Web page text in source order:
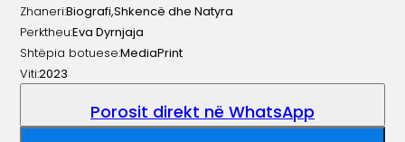
Zhaneri:Biografi,Shkencë dhe Natyra
Perktheu:Eva Dyrnjaja
Shtëpia botuese:MediaPrint
Viti:2023
Porosit direkt në WhatsApp